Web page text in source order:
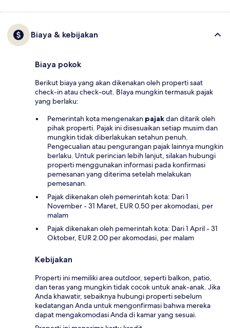
Biaya & kebijakan
Biaya pokok
Berikut biaya yang akan dikenakan oleh properti saat
check-in atau check-out. BIaya mungkin termasuk pajak
yang berlaku:
Pemerintah kota mengenakan pajakdan ditarik oleh
pihak properti. Pajak ini disesuaikan setiap musim dan
mungkin tidak diberlakukan setahun penuh.
Pengecualian atau pengurangan pajak lainnya mungkin
berlaku. Untuk perincian lebih lanjut, silakan hubungi
properti menggunakan informasi pada konfirmasi
pemesanan yang diterima setelah melakukan
pemesanan.
Pajak dikenakan oleh pemerintah kota: Dari 1
November - 31 Maret, EUR 0.50 per akomodasi, per
malam
Pajak dikenakan oleh pemerintah kota: Dari 1 April - 31
Oktober, EUR 2.00 per akomodasi, per malam
Kebijakan
Properti ini memiliki area outdoor, seperti balkon, patio,
dan teras yang mungkin tidak cocok untuk anak-anak. Jika
Anda khawatir, sebaiknya hubungi properti sebelum
kedatangan Anda untuk mengonfirmasi bahwa mereka
dapat mengakomodasi Anda di kamar yang sesuai.